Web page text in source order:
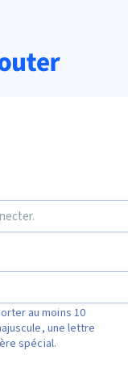
au moins 10
une lettre
spécial.